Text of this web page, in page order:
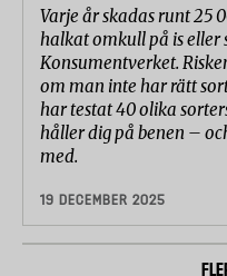
Varje år skadas runt 25
halkat omkull på is eller
Konsumentverket.
om man inte har rätt
har testat 40 olika
håller dig på benen –
med.
19 DECEMBER 2025